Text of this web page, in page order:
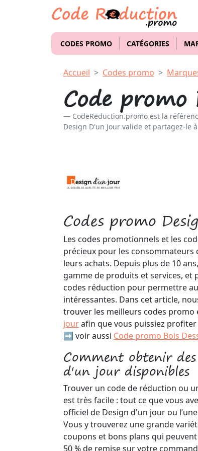
CODES PROMO CATÉGORIES
Accueil Codes promo
Code
CodeReduction.promo est la
Design D'un Jour valide et partagez-le
Codes promo
Les codes promotionnels et les
précieux pour les
leurs achats. Depuis plus de 10
gamme de produits et services, et
codes réduction pour permettre
intéressantes. Dans cet article,
trouver les meilleurs codes promo
jourafin que vous puissiez
➡️ voir aussi Code promo Bois
Comment obtenir
d'un jour disponibles
Trouver un code de réduction ou
est très facile : tout ce que vous
officiel de Design d'un jour ou
Vous y trouverez une grande
coupons et bons plans qui
50 % de remise sur votre